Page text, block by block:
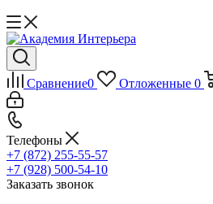
Сравнение0 Отложенные 0
Телефоны
+7 (872) 255-55-57
+7 (928) 500-54-10
Заказать звонок